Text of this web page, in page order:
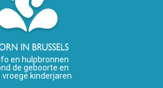
en hulpbronnen
de geboorte en
vroege kinderjaren